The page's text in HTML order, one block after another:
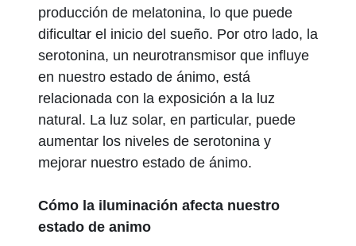
producción de melatonina, lo que puede
dificultar el inicio del sueño. Por otro lado, la
serotonina, un neurotransmisor que influye
en nuestro estado de ánimo, está
relacionada con la exposición a la luz
natural. La luz solar, en particular, puede
aumentar los niveles de serotonina y
mejorar nuestro estado de ánimo.
Cómo la iluminación afecta nuestro
estado de animo